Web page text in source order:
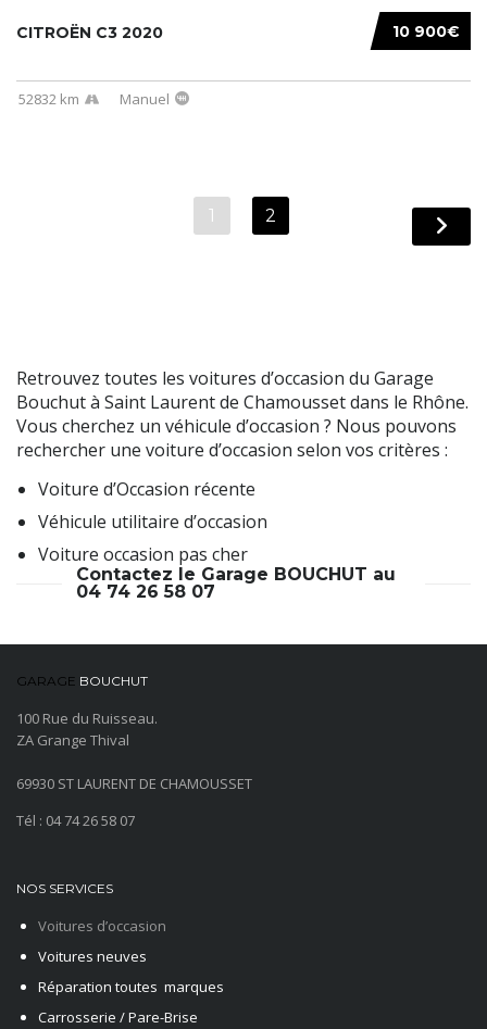
10 900€
CITROËN C3 2020
52832 km Manuel
1 2
Retrouvez toutes les voitures d’occasion du Garage
Bouchut à Saint Laurent de Chamousset dans le Rhône.
Vous cherchez un véhicule d’occasion ? Nous pouvons
rechercher une voiture d’occasion selon vos critères :
Voiture d’Occasion récente
Véhicule utilitaire d’occasion
Voiture occasion pas cher
Contactez le Garage BOUCHUT au
04 74 26 58 07
GARAGE BOUCHUT
100 Rue du Ruisseau.
ZA Grange Thival
69930 ST LAURENT DE CHAMOUSSET
Tél : 04 74 26 58 07
NOS SERVICES
Voitures d’occasion
Voitures neuves
Réparation toutes marques
Carrosserie / Pare-Brise